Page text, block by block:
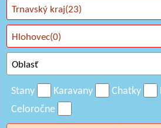
Stany Karavany Chatky
Celoročne